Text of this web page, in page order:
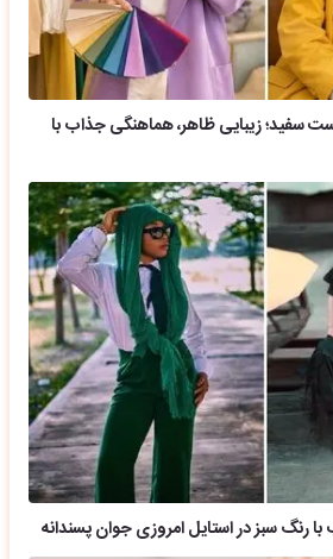
سفید؛ زیبایی ظاهر، هماهنگی جذاب با
رنگ سبز در استایل امروزی جوان پسندانه